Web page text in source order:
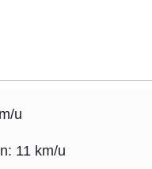
u
11 km/u